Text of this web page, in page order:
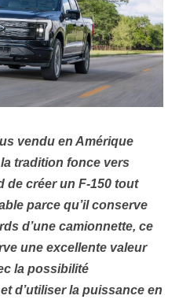
vendu en Amérique
tradition fonce vers
de créer un F-150 tout
parce qu’il conserve
d’une camionnette, ce
une excellente valeur
la possibilité
d’utiliser la puissance en